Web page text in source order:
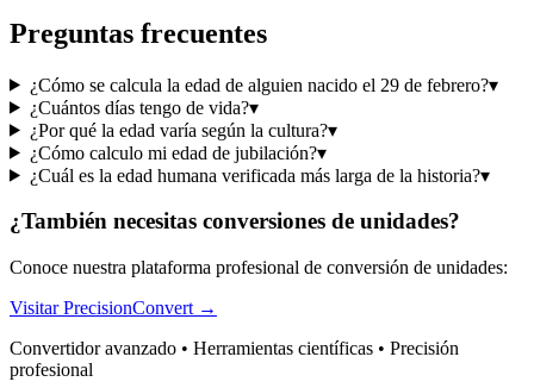
Preguntas frecuentes
¿Cómo se calcula la edad de alguien nacido el 29 de febrero?▾
¿Cuántos días tengo de vida?▾
¿Por qué la edad varía según la cultura?▾
¿Cómo calculo mi edad de jubilación?▾
¿Cuál es la edad humana verificada más larga de la historia?▾
¿También necesitas conversiones de unidades?
Conoce nuestra plataforma profesional de conversión de unidades:
Visitar PrecisionConvert →
Convertidor avanzado • Herramientas científicas • Precisión
profesional